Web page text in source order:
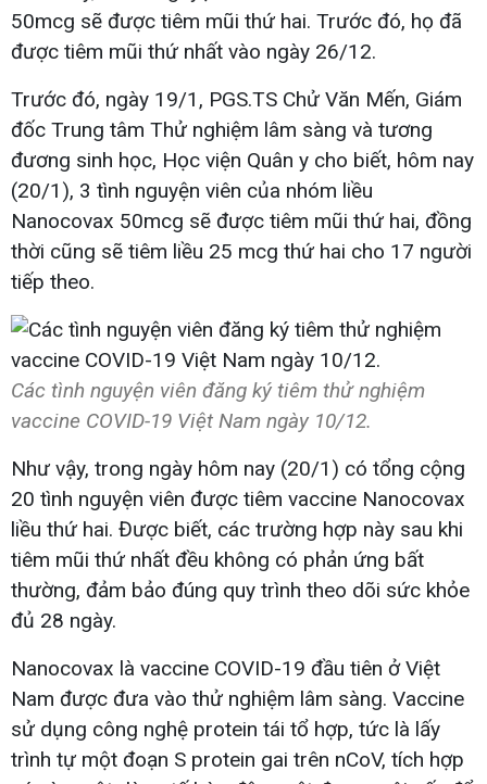
50mcg sẽ được tiêm mũi thứ hai. Trước đó, họ đã
được tiêm mũi thứ nhất vào ngày 26/12.
Trước đó, ngày 19/1, PGS.TS Chử Văn Mến, Giám
đốc Trung tâm Thử nghiệm lâm sàng và tương
đương sinh học, Học viện Quân y cho biết, hôm nay
(20/1), 3 tình nguyện viên của nhóm liều
Nanocovax 50mcg sẽ được tiêm mũi thứ hai, đồng
thời cũng sẽ tiêm liều 25 mcg thứ hai cho 17 người
tiếp theo.
Các tình nguyện viên đăng ký tiêm thử nghiệm
vaccine COVID-19 Việt Nam ngày 10/12.
Như vậy, trong ngày hôm nay (20/1) có tổng cộng
20 tình nguyện viên được tiêm vaccine Nanocovax
liều thứ hai. Được biết, các trường hợp này sau khi
tiêm mũi thứ nhất đều không có phản ứng bất
thường, đảm bảo đúng quy trình theo dõi sức khỏe
đủ 28 ngày.
Nanocovax là vaccine COVID-19 đầu tiên ở Việt
Nam được đưa vào thử nghiệm lâm sàng. Vaccine
sử dụng công nghệ protein tái tổ hợp, tức là lấy
trình tự một đoạn S protein gai trên nCoV, tích hợp